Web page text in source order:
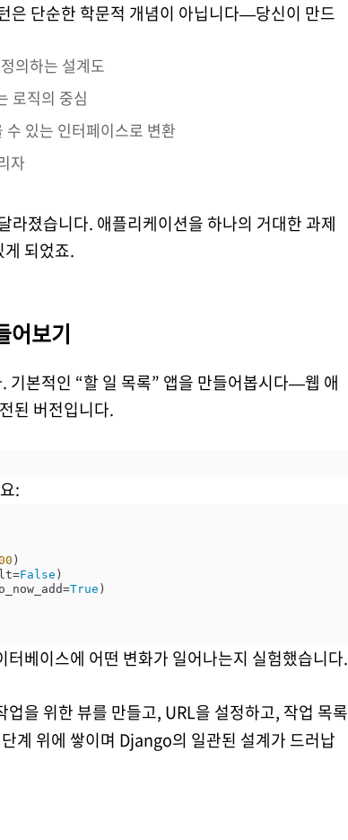
단순한 학문적 개념이 아닙니다—당신이 만드
의하는 설계도
로직의 중심
있는 인터페이스로 변환
자
라졌습니다. 애플리케이션을 하나의 거대한 과제
되었죠.
어보기
기본적인 “할 일 목록” 앱을 만들어봅시다—웹 애
된 버전입니다.
:
)
False )
True )
베이스에 어떤 변화가 일어나는지 실험했습니다.
업을 위한 뷰를 만들고, URL을 설정하고, 작업 목록
계 위에 쌓이며 Django의 일관된 설계가 드러납